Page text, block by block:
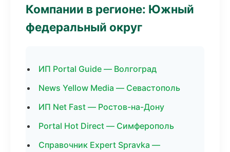
Компании в регионе: Южный
федеральный округ
ИП Portal Guide — Волгоград
News Yellow Media — Севастополь
ИП Net Fast — Ростов-на-Дону
Portal Hot Direct — Симферополь
Справочник Expert Spravka —